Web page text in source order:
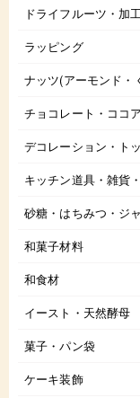
ドライフルーツ・加
ラッピング
ナッツ(アーモンド・
チョコレート・ココア
デコレーション・ト
キッチン道具・雑貨
砂糖・はちみつ・ジ
和菓子材料
和食材
イースト・天然酵母
菓子・パン袋
ケーキ装飾